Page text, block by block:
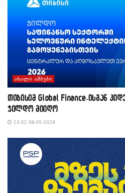
ᲐᲮᲐᲚᲘ ᲐᲛᲑᲔᲑᲘ
თიბისიმ Global Finance-ისგან
ჯილდო მიიღო
13:02 08-05-2026